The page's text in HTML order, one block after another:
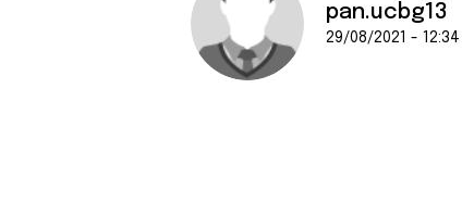
pan.ucbg13
29/08/2021 - 12:34